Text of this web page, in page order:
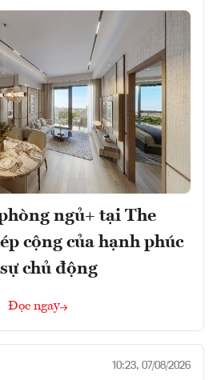
ngủ+ tại The
cộng của hạnh phúc
chủ động
Đọc ngay
10:23, 07/08/2026